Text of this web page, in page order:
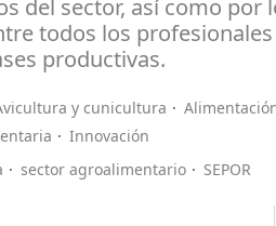
del sector, así como por
todos los
productivas.
y cunicultura
Innovación
sector agroalimentario SEPOR